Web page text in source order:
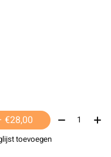
— €28,00 Aantal:
toevoegen